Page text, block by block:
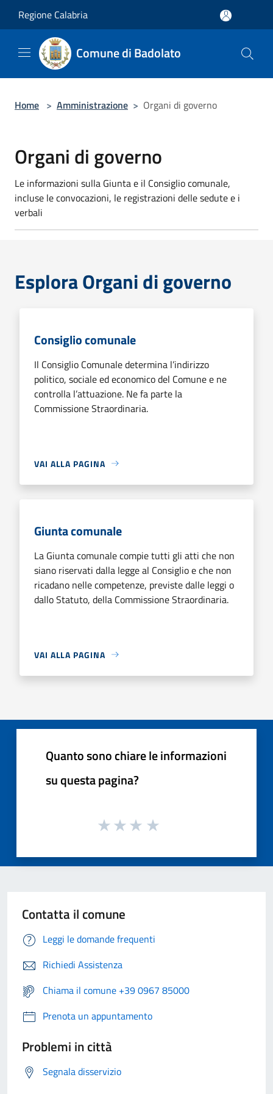
Regione Calabria
Comune di Badolato
Home > Amministrazione > Organi di governo
Organi di governo
Le informazioni sulla Giunta e il Consiglio comunale,
incluse le convocazioni, le registrazioni delle sedute e i
verbali
Esplora Organi di governo
Consiglio comunale
Il Consiglio Comunale determina l’indirizzo
politico, sociale ed economico del Comune e ne
controlla l’attuazione. Ne fa parte la
Commissione Straordinaria.
VAI ALLA PAGINA
Giunta comunale
La Giunta comunale compie tutti gli atti che non
siano riservati dalla legge al Consiglio e che non
ricadano nelle competenze, previste dalle leggi o
dallo Statuto, della Commissione Straordinaria.
VAI ALLA PAGINA
Quanto sono chiare le informazioni
su questa pagina?
Contatta il comune
Leggi le domande frequenti
Richiedi Assistenza
Chiama il comune +39 0967 85000
Prenota un appuntamento
Problemi in città
Segnala disservizio